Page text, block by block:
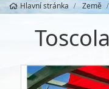
Hlavní stránka Země